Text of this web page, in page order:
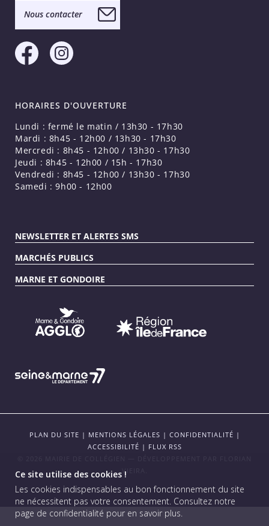
Ce site utilise des cookies !
Les cookies indispensables au bon fonctionnement du site
ne nécessitent pas votre consentement. Consultez notre
page de confidentialité pour en savoir plus.
Nous contacter
HORAIRES D'OUVERTURE
Lundi : fermé le matin / 13h30 - 17h30
Mardi : 8h45 - 12h00 / 13h30 - 17h30
Mercredi : 8h45 - 12h00 / 13h30 - 17h30
Jeudi : 8h45 - 12h00 / 15h - 17h30
Vendredi : 8h45 - 12h00 / 13h30 - 17h30
Samedi : 9h00 - 12h00
NEWSLETTER ET ALERTES SMS
MARCHÉS PUBLICS
MARNE ET GONDOIRE
PLAN DU SITE | MENTIONS LÉGALES | CONFIDENTIALITÉ |
ACCESSIBILITÉ | FLUX RSS
VIEIRA